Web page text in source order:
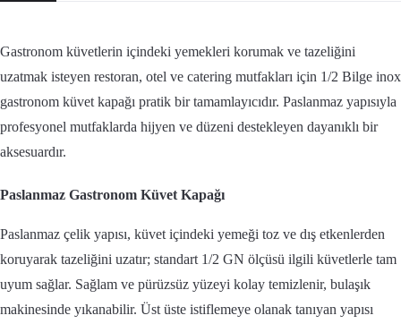
Gastronom küvetlerin içindeki yemekleri korumak ve tazeliğini
uzatmak isteyen restoran, otel ve catering mutfakları için 1/2 Bilge inox
gastronom küvet kapağı pratik bir tamamlayıcıdır. Paslanmaz yapısıyla
profesyonel mutfaklarda hijyen ve düzeni destekleyen dayanıklı bir
aksesuardır.
Paslanmaz Gastronom Küvet Kapağı
Paslanmaz çelik yapısı, küvet içindeki yemeği toz ve dış etkenlerden
koruyarak tazeliğini uzatır; standart 1/2 GN ölçüsü ilgili küvetlerle tam
uyum sağlar. Sağlam ve pürüzsüz yüzeyi kolay temizlenir, bulaşık
makinesinde yıkanabilir. Üst üste istiflemeye olanak tanıyan yapısı